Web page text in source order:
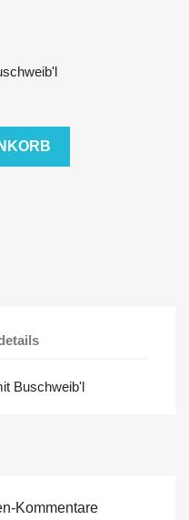
Buschweib'l
Kommentare